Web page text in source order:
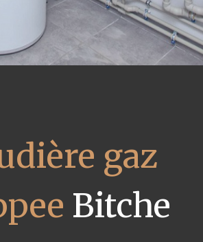
gaz
Bitche